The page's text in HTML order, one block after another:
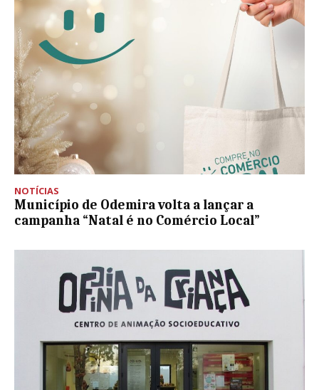
NOTÍCIAS
Município de Odemira volta a lançar a
campanha “Natal é no Comércio Local”